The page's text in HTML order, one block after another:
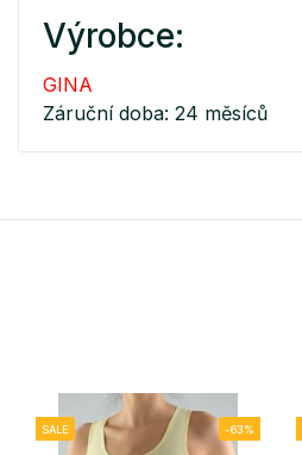
Výrobce:
GINA
Záruční doba: 24 měsíců
SALE -63%